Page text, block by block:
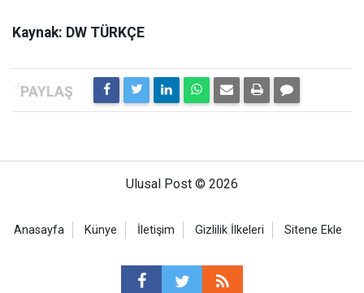
Kaynak: DW TÜRKÇE
Ulusal Post © 2026
Anasayfa Künye İletişim Gizlilik İlkeleri Sitene Ekle